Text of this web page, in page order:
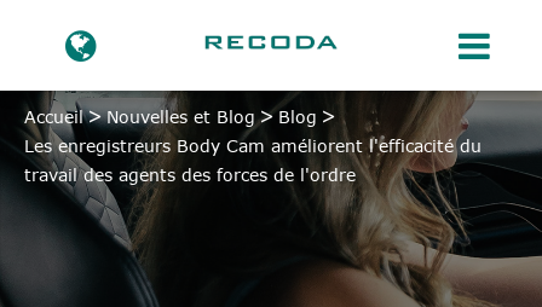
Accueil Nouvelles et Blog
Blog
Les enregistreurs Body Cam améliorent l'efficacité du
travail des agents des forces de l'ordre